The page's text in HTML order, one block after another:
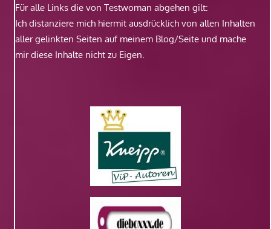
Für alle Links die von Testwoman abgehen gilt:
Ich distanziere mich hiermit ausdrücklich von allen Inhalten
aller gelinkten Seiten auf meinem Blog/Seite und mache
mir diese Inhalte nicht zu Eigen.